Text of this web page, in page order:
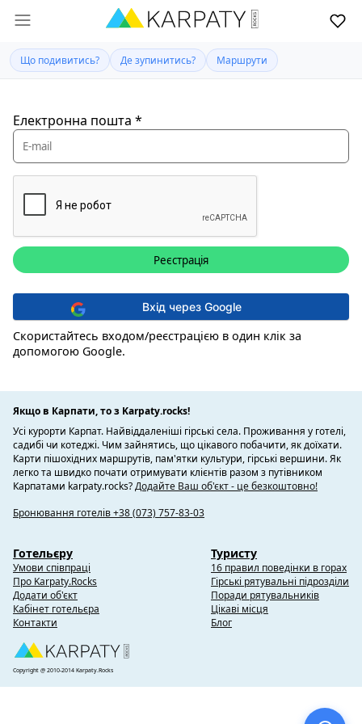
Що подивитись? Де зупинитись? Маршрути
Електронна пошта *
Вхід через Google
Скористайтесь входом/реєстрацією в один клік за
допомогою Google.
Якщо в Карпати, то з Karpaty.rocks!
Усі курорти Карпат. Найвіддаленіші гірські села. Проживання у готелі,
садибі чи котеджі. Чим зайнятись, що цікавого побачити, як доїхати.
Карти пішохідних маршрутів, пам'ятки культури, гірські вершини. Як
легко та швидко почати отримувати клієнтів разом з путівником
Карпатами karpaty.rocks?Додайте Ваш об'єкт - це безкоштовно!
Бронювання готелів +38 (073) 757-83-03
Готельєру
Умови співпраці
Про Karpaty.Rocks
Додати об'єкт
Кабінет готельєра
Контакти
Туристу
16 правил поведінки в горах
Гірські рятувальні підрозділи
Поради рятувальників
Цікаві місця
Блог
Copyright @ 2010-2014 Karpaty.Rocks